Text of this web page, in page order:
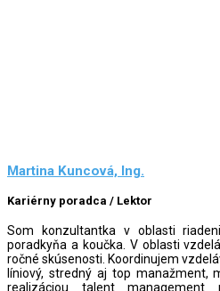
Martina Kuncová, Ing.
Kariérny poradca / Lektor
Som konzultantka v oblasti
poradkyňa a koučka. V oblasti
ročné skúsenosti. Koordinujem
líniový, stredný aj top manažment,
realizáciou talent management